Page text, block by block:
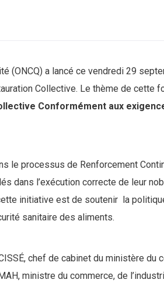
(ONCQ) a lancé ce vendredi 29
Collective. Le thème de cette
Conformément aux
le processus de Renforcement
dans l’exécution correcte de leur
initiative est de soutenir la
sanitaire des aliments.
chef de cabinet du ministère du
ministre du commerce, de